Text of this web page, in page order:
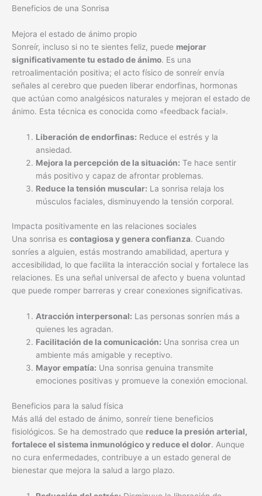
Beneficios de una Sonrisa
Mejora el estado de ánimo propio
Sonreír, incluso si no te sientes feliz, puede mejorar
significativamente tu estado de ánimo. Es una
retroalimentación positiva; el acto físico de sonreír envía
señales al cerebro que pueden liberar endorfinas, hormonas
que actúan como analgésicos naturales y mejoran el estado de
ánimo. Esta técnica es conocida como «feedback facial».
Liberación de endorfinas: Reduce el estrés y la
ansiedad.
Mejora la percepción de la situación: Te hace sentir
más positivo y capaz de afrontar problemas.
Reduce la tensión muscular: La sonrisa relaja los
músculos faciales, disminuyendo la tensión corporal.
Impacta positivamente en las relaciones sociales
Una sonrisa es contagiosa y genera confianza. Cuando
sonríes a alguien, estás mostrando amabilidad, apertura y
accesibilidad, lo que facilita la interacción social y fortalece las
relaciones. Es una señal universal de afecto y buena voluntad
que puede romper barreras y crear conexiones significativas.
Atracción interpersonal: Las personas sonríen más a
quienes les agradan.
Facilitación de la comunicación: Una sonrisa crea un
ambiente más amigable y receptivo.
Mayor empatía: Una sonrisa genuina transmite
emociones positivas y promueve la conexión emocional.
Beneficios para la salud física
Más allá del estado de ánimo, sonreír tiene beneficios
fisiológicos. Se ha demostrado que reduce la presión arterial,
fortalece el sistema inmunológico y reduce el dolor. Aunque
no cura enfermedades, contribuye a un estado general de
bienestar que mejora la salud a largo plazo.